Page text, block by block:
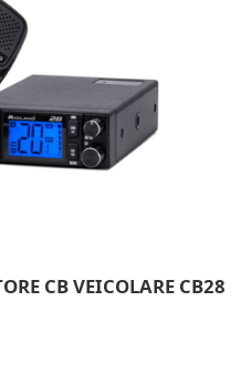
CB VEICOLARE CB28